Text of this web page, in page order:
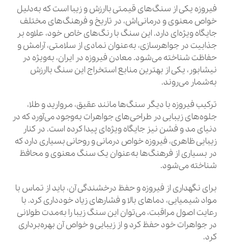
فیروزه یکی از سنگ‌های قیمتی باارزش و زیبا است که به‌دلیل
خواص معنوی و درمانی‌اش، در تاریخ و فرهنگ‌های مختلف
جایگاه ویژه‌ای دارد. این سنگ با رنگ‌های خاص خود، علاوه بر
جذابیت در جواهرسازی، به‌عنوان نمادی از سلامتی، آرامش و
حفاظت شناخته می‌شود. معادن فیروزه در ایران، به‌ویژه در
نیشابور، یکی از بهترین منابع استخراج این سنگ باارزش
به‌شمار می‌روند.
ترکیب فیروزه با دیگر سنگ‌ها مانند عقیق، مروارید و طلا،
جلوه‌های زیبایی در طراحی‌های جواهرات به‌وجود می‌آورد که در
دنیای مد و فشن نیز جایگاه ویژه‌ای پیدا کرده است. در کنار
زیبایی ظاهری، فیروزه خواص درمانی و روحانی بسیاری دارد که
در بسیاری از فرهنگ‌ها به‌عنوان یک سنگ معنوی و محافظ
شناخته می‌شود.
برای نگهداری از فیروزه و حفظ درخشندگی آن، باید از تماس با
مواد شیمیایی، دماهای بالا و فشارهای زیاد خودداری کرد. با
رعایت اصول مراقبت، می‌توان این سنگ زیبا را به‌مدت طولانی
در جواهرات خود حفظ کرد و از زیبایی و خواص آن بهره‌برداری
کرد.